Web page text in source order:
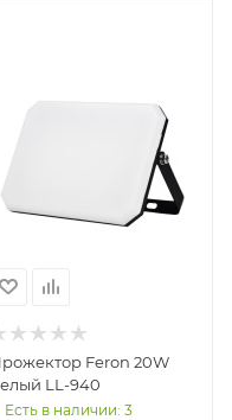
Feron 20W
LL-940
Есть в наличии: 3